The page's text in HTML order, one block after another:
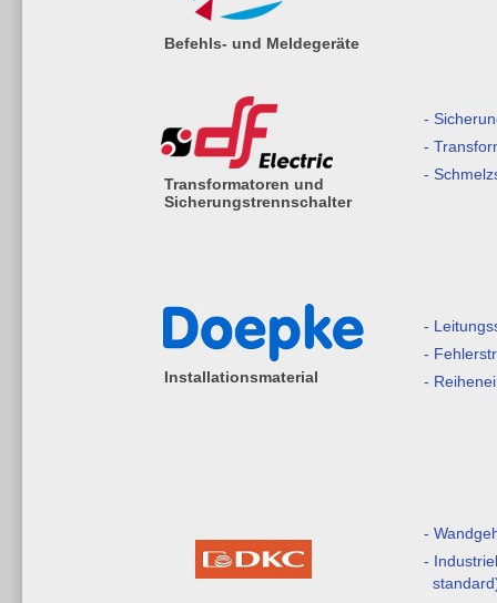
Befehls- und Meldegeräte
Transformatoren und
Sicherungstrennschalter
-
-
-
Installationsmaterial
-
-
-
-
-